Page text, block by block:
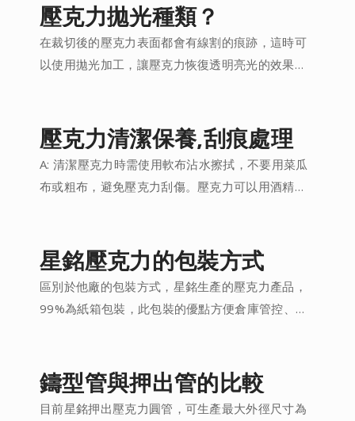
壓克力拋光種類？
在裁切後的壓克力表面都會有線割的痕跡，這時可
以使用拋光加工，讓壓克力恢復透明亮光的效果，
光(平面)。
壓克力清潔保養,刮痕處理
A: 清潔壓克力時需使用軟布沾水擦拭，不要用菜瓜
布或粗布，避免壓克力刮傷。壓克力可以用酒精擦
力有輕微的刮痕，可以使用「美國NOVUS若魔術」
處理，它是一種去除劑、清潔劑、保養劑，可以擦
拭掉小刮傷，讓壓克力恢復透明光亮，但不能使用
在光學鏡片。若刮痕很深，建議以布輪拋光處理。
一些回收料，這是有造成壓克力黃化的可能，若已
經發生黃化，代表已經變質，無法使用清潔方式來
星銘壓克力的包裝方式
區別於他廠的包裝方式，星銘生產的壓克力產品，
99%為紙箱包裝，此包裝的優點方便倉庫管控、規
鑄型管與押出管的比較
目前星銘押出壓克力圓管，可生產最大外徑尺寸為